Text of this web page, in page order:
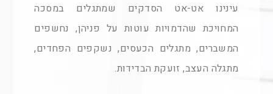
עינינו אט-אט הסדקים שמתגלים במסכה
המחויכת שהדמויות עוטות על פניהן, נחשפים
המשברים, מתגלים הכעסים, נשקפים הפחדים,
מתגלה העצב, זועקת הבדידות.